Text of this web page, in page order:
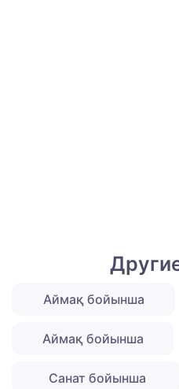
Аймақ бойынша
Аймақ бойынша
Санат бойынша